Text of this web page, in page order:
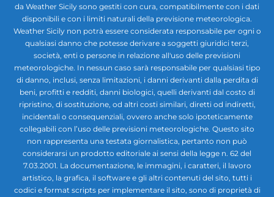
da Weather Sicily sono gestiti con cura, compatibilmente con i dati
disponibili e con i limiti naturali della previsione meteorologica.
Weather Sicily non potrà essere considerata responsabile per ogni o
qualsiasi danno che potesse derivare a soggetti giuridici terzi,
società, enti o persone in relazione all'uso delle previsioni
meteorologiche. In nessun caso sarà responsabile per qualsiasi tipo
di danno, inclusi, senza limitazioni, i danni derivanti dalla perdita di
beni, profitti e redditi, danni biologici, quelli derivanti dal costo di
ripristino, di sostituzione, od altri costi similari, diretti od indiretti,
incidentali o consequenziali, ovvero anche solo ipoteticamente
collegabili con l’uso delle previsioni meteorologiche. Questo sito
non rappresenta una testata giornalistica, pertanto non può
considerarsi un prodotto editoriale ai sensi della legge n. 62 del
7.03.2001. La documentazione, le immagini, i caratteri, il lavoro
artistico, la grafica, il software e gli altri contenuti del sito, tutti i
codici e format scripts per implementare il sito, sono di proprietà di